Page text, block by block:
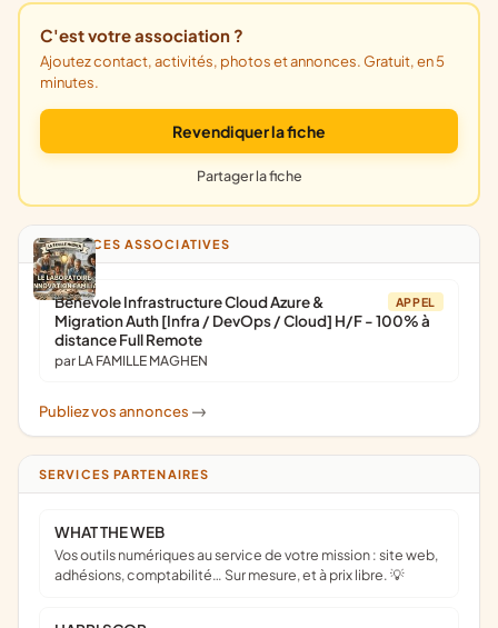
C'est votre association ?
Ajoutez contact, activités, photos et annonces. Gratuit, en 5
minutes.
Revendiquer la fiche
Partager la fiche
ANNONCES ASSOCIATIVES
APPEL
Bénévole Infrastructure Cloud Azure &
Migration Auth [Infra / DevOps / Cloud] H/F - 100% à
distance Full Remote
par LA FAMILLE MAGHEN
Publiez vos annonces ->
SERVICES PARTENAIRES
WHAT THE WEB
Vos outils numériques au service de votre mission : site web,
adhésions, comptabilité… Sur mesure, et à prix libre. 💡